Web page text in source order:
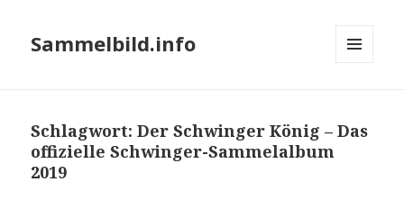
Sammelbild.info
Schlagwort:Der Schwinger König – Das
offizielle Schwinger-Sammelalbum
2019